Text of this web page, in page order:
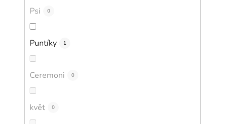
Psi 0
Puntíky 1
Ceremoni 0
květ 0